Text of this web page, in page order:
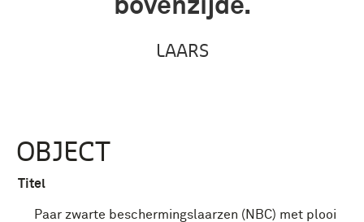
bovenzijde.
LAARS
OBJECT
Titel
Paar zwarte beschermingslaarzen (NBC) met plooi